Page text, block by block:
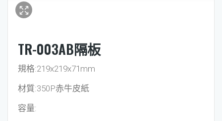
TR-003AB隔板
規格:219x219x71mm
材質:350P赤牛皮紙
容量: